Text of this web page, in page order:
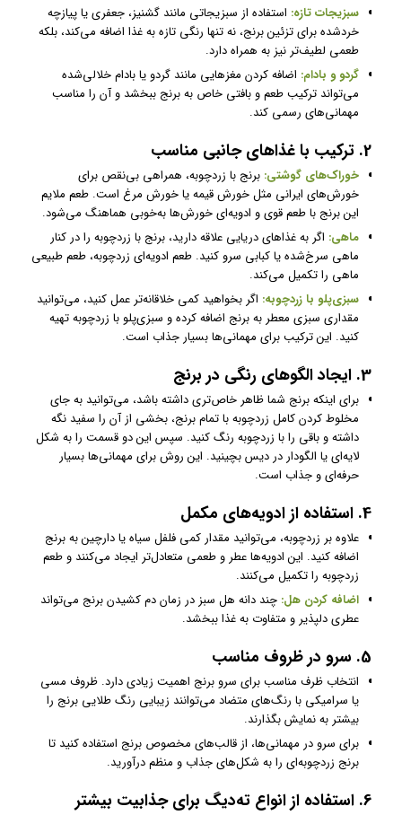
سبزیجات تازه: استفاده از سبزیجاتی مانند گشنیز، جعفری یا پیازچه
خردشده برای تزئین برنج، نه تنها رنگی تازه به غذا اضافه می‌کند، بلکه
طعمی لطیف‌تر نیز به همراه دارد.
گردو و بادام: اضافه کردن مغزهایی مانند گردو یا بادام خلالی‌شده
می‌تواند ترکیب طعم و بافتی خاص به برنج ببخشد و آن را مناسب
مهمانی‌های رسمی کند.
2. ترکیب با غذاهای جانبی مناسب
خوراک‌های گوشتی: برنج با زردچوبه، همراهی بی‌نقص برای
خورش‌های ایرانی مثل خورش قیمه یا خورش مرغ است. طعم ملایم
این برنج با طعم قوی و ادویه‌ای خورش‌ها به‌خوبی هماهنگ می‌شود.
ماهی: اگر به غذاهای دریایی علاقه دارید، برنج با زردچوبه را در کنار
ماهی سرخ‌شده یا کبابی سرو کنید. طعم ادویه‌ای زردچوبه، طعم طبیعی
ماهی را تکمیل می‌کند.
سبزی‌پلو با زردچوبه: اگر بخواهید کمی خلاقانه‌تر عمل کنید، می‌توانید
مقداری سبزی معطر به برنج اضافه کرده و سبزی‌پلو با زردچوبه تهیه
کنید. این ترکیب برای مهمانی‌ها بسیار جذاب است.
3. ایجاد الگوهای رنگی در برنج
برای اینکه برنج شما ظاهر خاص‌تری داشته باشد، می‌توانید به جای
مخلوط کردن کامل زردچوبه با تمام برنج، بخشی از آن را سفید نگه
داشته و باقی را با زردچوبه رنگ کنید. سپس این دو قسمت را به شکل
لایه‌ای یا الگودار در دیس بچینید. این روش برای مهمانی‌ها بسیار
حرفه‌ای و جذاب است.
4. استفاده از ادویه‌های مکمل
علاوه بر زردچوبه، می‌توانید مقدار کمی فلفل سیاه یا دارچین به برنج
اضافه کنید. این ادویه‌ها عطر و طعمی متعادل‌تر ایجاد می‌کنند و طعم
زردچوبه را تکمیل می‌کنند.
اضافه کردن هل: چند دانه هل سبز در زمان دم کشیدن برنج می‌تواند
عطری دلپذیر و متفاوت به غذا ببخشد.
5. سرو در ظروف مناسب
انتخاب ظرف مناسب برای سرو برنج اهمیت زیادی دارد. ظروف مسی
یا سرامیکی با رنگ‌های متضاد می‌توانند زیبایی رنگ طلایی برنج را
بیشتر به نمایش بگذارند.
برای سرو در مهمانی‌ها، از قالب‌های مخصوص برنج استفاده کنید تا
برنج زردچوبه‌ای را به شکل‌های جذاب و منظم درآورید.
6. استفاده از انواع ته‌دیگ برای جذابیت بیشتر